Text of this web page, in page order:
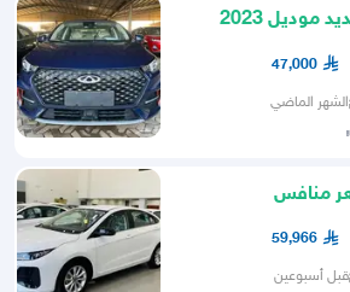
اريزو 6 برو الشكل الجديد موديل 2023
47,000
الشهر الماضي
59,966
قبل أسبوعين